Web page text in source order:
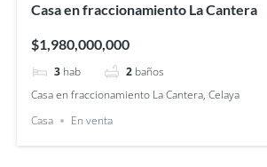
Casa en fraccionamiento La Cantera
$1,980,000,000
3 hab 2 baños
Casa en fraccionamiento La Cantera, Celaya
Casa
En venta